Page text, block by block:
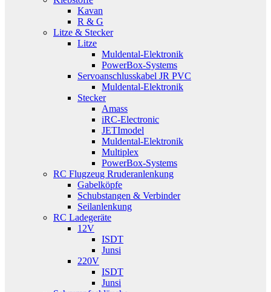
Kavan
R & G
Litze & Stecker
Litze
Muldental-Elektronik
PowerBox-Systems
Servoanschlusskabel JR PVC
Muldental-Elektronik
Stecker
Amass
iRC-Electronic
JETImodel
Muldental-Elektronik
Multiplex
PowerBox-Systems
RC Flugzeug Rruderanlenkung
Gabelköpfe
Schubstangen & Verbinder
Seilanlenkung
RC Ladegeräte
12V
ISDT
Junsi
220V
ISDT
Junsi